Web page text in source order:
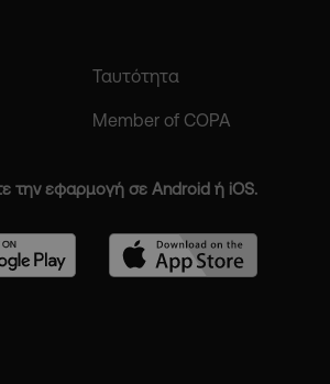
Ταυτότητα
Member of COPA
την εφαρμογή σε Android ή iOS.